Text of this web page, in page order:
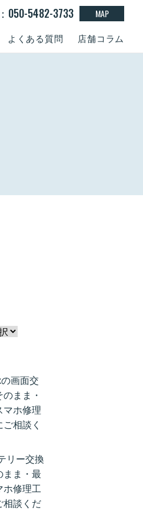
よくある質問 店舗コラム
050-5482-3733 MAP
画面交
まま・
マホ修理
相談く
リー交換
まま・最
ホ修理工
相談くだ